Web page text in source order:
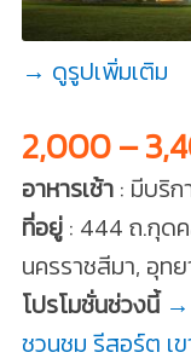
→ ดูรูปเพิ่มเติม
2,000 –
อาหารเช้า: มีบริก
ที่อยู่: 444 ถ.กุด
นครราชสีมา, อุท
โปรโมชั่นช่วงนี้ →
ชวนชม รีสอร์ต เ